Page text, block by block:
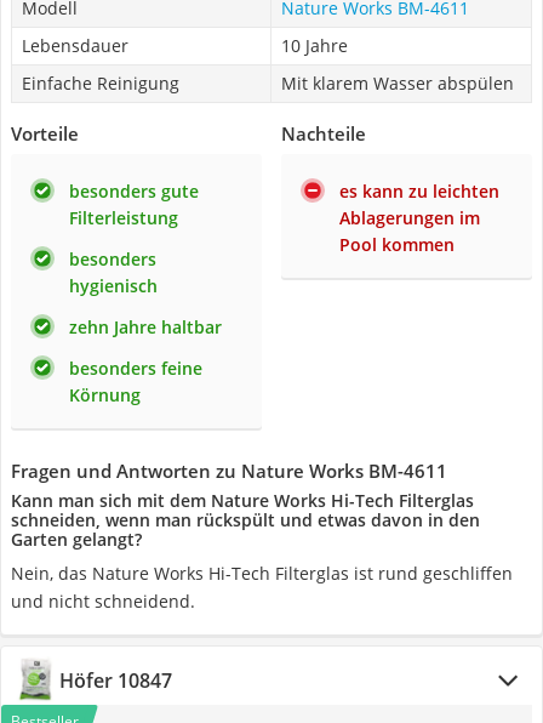
Modell
Nature Works BM-4611
Lebensdauer
10 Jahre
Einfache Reinigung
Mit klarem Wasser abspülen
Vorteile
besonders gute
Filterleistung
besonders
hygienisch
zehn Jahre haltbar
besonders feine
Körnung
Nachteile
es kann zu leichten
Ablagerungen im
Pool kommen
Fragen und Antworten zu Nature Works BM-4611
Kann man sich mit dem Nature Works Hi-Tech Filterglas
schneiden, wenn man rückspült und etwas davon in den
Garten gelangt?
Nein, das Nature Works Hi-Tech Filterglas ist rund geschliffen
und nicht schneidend.
Höfer ‎10847